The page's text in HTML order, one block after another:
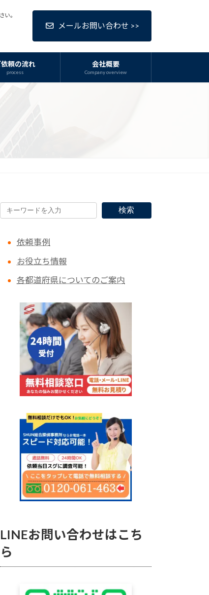
い。
メールお問い合わせ >>
依頼の流れ
process
会社概要
Company overview
検索
依頼事例
お役立ち情報
各都道府県についてのご案内
LINEお問い合わせはこち
ら